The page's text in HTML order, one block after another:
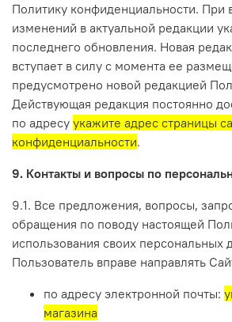
Политику конфиденциальности. При
изменений в актуальной редакции
последнего обновления. Новая
вступает в силу с момента ее
предусмотрено новой редакцией
Действующая редакция постоянно
по адресу укажите адрес страницы
конфиденциальности.
9. Контакты и вопросы по
9.1. Все предложения, вопросы,
обращения по поводу настоящей
использования своих персональных
Пользователь вправе направлять
по адресу электронной почты:
магазина